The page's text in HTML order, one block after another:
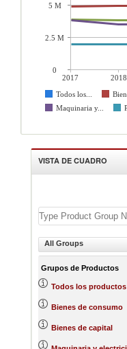
2017 2018
Todos los...
Maquinaria y...
5 M
2.5 M
0
VISTA DE CUADRO
All Groups
Grupos de Productos
Todos los productos
Bienes de consumo
Bienes de capital